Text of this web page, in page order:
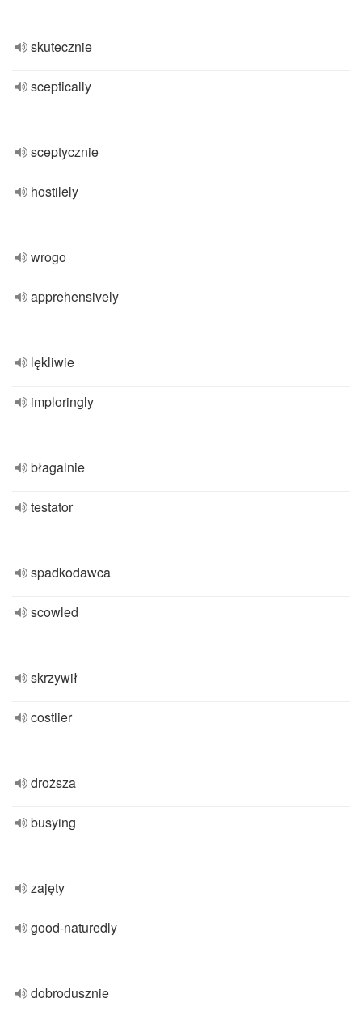
skutecznie
sceptically
sceptycznie
hostilely
wrogo
apprehensively
lękliwie
imploringly
błagalnie
testator
spadkodawca
scowled
skrzywił
costlier
droższa
busying
zajęty
good-naturedly
dobrodusznie